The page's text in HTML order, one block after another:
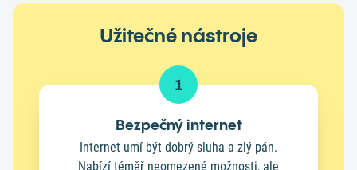
Užitečné nástroje
1
Bezpečný internet
Internet umí být dobrý sluha a zlý pán.
Nabízí téměř neomezené možnosti, ale